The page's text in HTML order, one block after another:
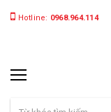
Hotline: 0968.964.114